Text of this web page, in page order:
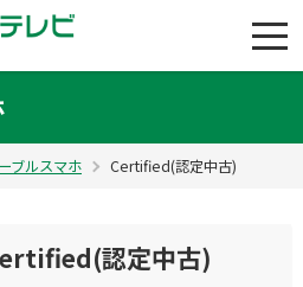
ブルスマホ Certified(認定中古)
認定中古)